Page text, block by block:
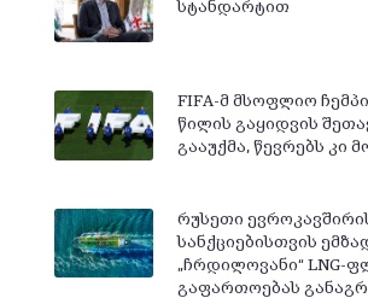
სტანდარტით
FIFA-მ მსოფლიო
წილის გაყიდვის
გააუქმა, წევრებს კი
რუსეთი
სანქციებისთვის
„ჩრდილოვანი“ LNG-
გაფართოებას